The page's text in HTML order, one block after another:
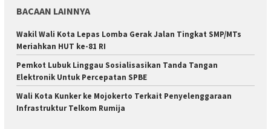
BACAAN LAINNYA
Wakil Wali Kota Lepas Lomba Gerak Jalan Tingkat SMP/MTs
Meriahkan HUT ke-81 RI
Pemkot Lubuk Linggau Sosialisasikan Tanda Tangan
Elektronik Untuk Percepatan SPBE
Wali Kota Kunker ke Mojokerto Terkait Penyelenggaraan
Infrastruktur Telkom Rumija